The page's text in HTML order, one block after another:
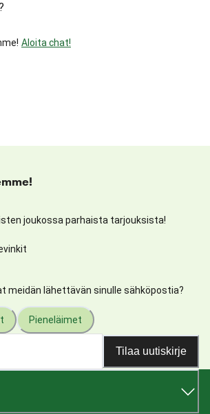
Aloita chat!
joukossa parhaista tarjouksista!
meidän lähettävän sinulle sähköpostia?
Pieneläimet
Tilaa uutiskirje